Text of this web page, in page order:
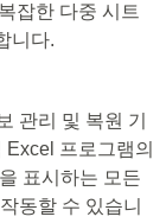
잡한 다중 시트
니다.
관리 및 복원 기
프로그램의
표시하는 모든
동할 수 있습니